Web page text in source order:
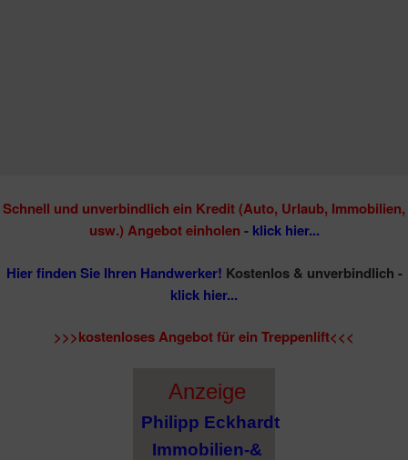
Schnell und unverbindlich ein Kredit (Auto, Urlaub, Immobilien,
usw.) Angebot einholen -klick hier...
Hier finden Sie Ihren Handwerker! Kostenlos & unverbindlich -
klick hier...
>>>kostenloses Angebot für ein Treppenlift<<<
Anzeige
Philipp Eckhardt
Immobilien-&